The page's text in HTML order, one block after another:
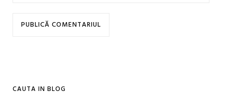
CAUTA IN BLOG